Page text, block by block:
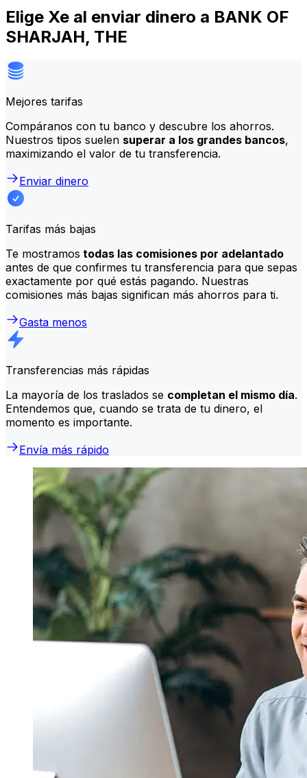
Elige Xe al enviar dinero a BANK OF
SHARJAH, THE
Mejores tarifas
Compáranos con tu banco y descubre los ahorros.
Nuestros tipos suelen superar a los grandes bancos,
maximizando el valor de tu transferencia.
Enviar dinero
Tarifas más bajas
Te mostramos todas las comisiones por adelantado
antes de que confirmes tu transferencia para que sepas
exactamente por qué estás pagando. Nuestras
comisiones más bajas significan más ahorros para ti.
Gasta menos
Transferencias más rápidas
La mayoría de los traslados se completan el mismo día.
Entendemos que, cuando se trata de tu dinero, el
momento es importante.
Envía más rápido